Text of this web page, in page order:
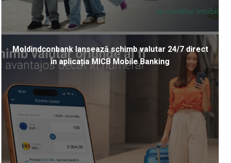
Moldindconbank lansează schimb valutar 24/7 direct
în aplicația MICB Mobile Banking